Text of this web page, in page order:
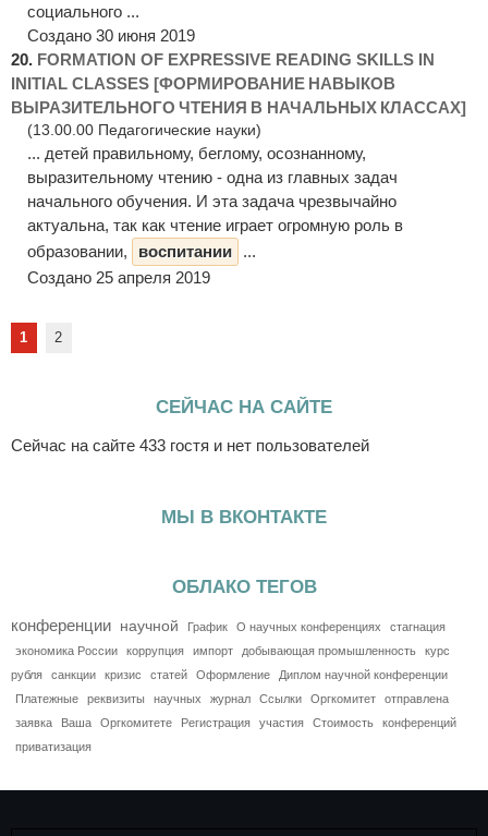
социального ...
Создано 30 июня 2019
20. FORMATION OF EXPRESSIVE READING SKILLS IN
INITIAL CLASSES [ФОРМИРОВАНИЕ НАВЫКОВ
ВЫРАЗИТЕЛЬНОГО ЧТЕНИЯ В НАЧАЛЬНЫХ КЛАССАХ]
(13.00.00 Педагогические науки)
... детей правильному, беглому, осознанному,
выразительному чтению - одна из главных задач
начального обучения. И эта задача чрезвычайно
актуальна, так как чтение играет огромную роль в
образовании,
воспитании
...
Создано 25 апреля 2019
1 2
СЕЙЧАС НА САЙТЕ
Сейчас на сайте 433 гостя и нет пользователей
МЫ В ВКОНТАКТЕ
ОБЛАКО ТЕГОВ
конференции научной График О научных конференциях
стагнация
экономика России
коррупция импорт добывающая промышленность
курс
рубля
санкции кризис статей Оформление
Диплом научной конференции
Платежные
реквизиты научных журнал Ссылки Оргкомитет
отправлена
заявка
Ваша Оргкомитете Регистрация участия Стоимость
конференций
приватизация